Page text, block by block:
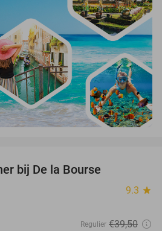
bij De la Bourse
9.3 star
Regulier €39,50